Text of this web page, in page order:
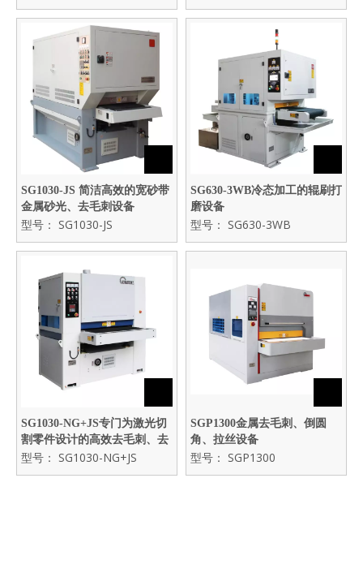
SG1030-JS 简洁高效的宽砂带
金属砂光、去毛刺设备
型号： SG1030-JS
SG630-3WB冷态加工的辊刷打
磨设备
型号： SG630-3WB
SG1030-NG+JS专门为激光切
割零件设计的高效去毛刺、去
割渣、金属砂光加工设备
型号： SG1030-NG+JS
SGP1300金属去毛刺、倒圆
角、拉丝设备
型号： SGP1300